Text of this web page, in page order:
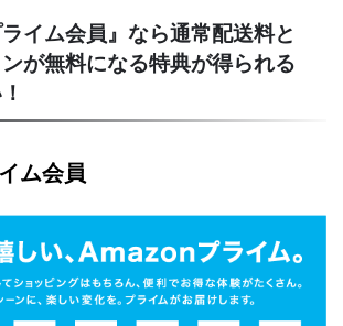
イム会員』なら通常配送料と
が無料になる特典が得られる
ム会員